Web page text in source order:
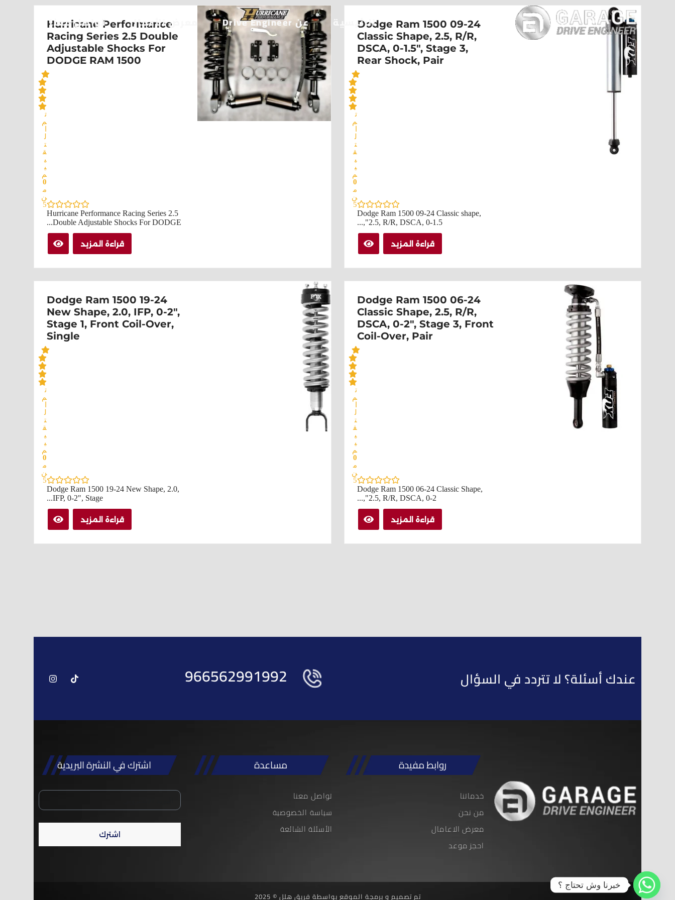
الرئيسية عن Drive Engineer معرض الأعمال تواصل معنا
Dodge Ram 1500 09-24
Classic Shape, 2.5, R/R,
DSCA, 0-1.5", Stage 3,
Rear Shock, Pair
ت
م
ل
ت
ق
ي
ي
م
0
م
ن
5
Dodge Ram 1500 09-24 Classic shape,
2.5, R/R, DSCA, 0-1.5",...
قراءة المزيد
Hurricane Performance
Racing Series 2.5 Double
Adjustable Shocks For
DODGE RAM 1500
ت
م
ل
ت
ق
ي
ي
م
0
م
ن
5
Hurricane Performance Racing Series 2.5
Double Adjustable Shocks For DODGE...
قراءة المزيد
Dodge Ram 1500 06-24
Classic Shape, 2.5, R/R,
DSCA, 0-2", Stage 3, Front
Coil-Over, Pair
ت
م
ل
ت
ق
ي
ي
م
0
م
ن
5
Dodge Ram 1500 06-24 Classic Shape,
2.5, R/R, DSCA, 0-2",...
قراءة المزيد
Dodge Ram 1500 19-24
New Shape, 2.0, IFP, 0-2",
Stage 1, Front Coil-Over,
Single
ت
م
ل
ت
ق
ي
ي
م
0
م
ن
5
Dodge Ram 1500 19-24 New Shape, 2.0,
IFP, 0-2", Stage...
قراءة المزيد
عندك أسئلة؟ لا تتردد في السؤال 966562991992
روابط مفيدة
خدماتنا
من نحن
معرض الاعامال
احجز موعد
مساعدة
تواصل معنا
سياسة الخصوصية
الأسئلة الشائعة
اشترك في النشرة البريدية
اشترك
تم تصميم و برمجة الموقع بواسطة فريق هلل © 2025
خبرنا وش تحتاج ؟